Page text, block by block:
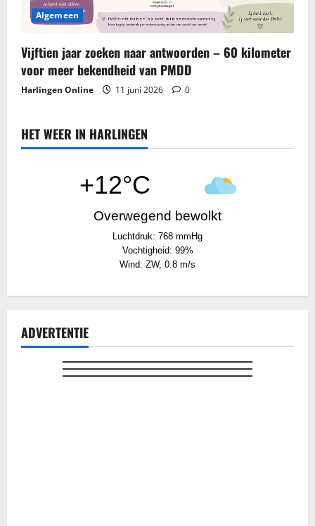
Algemeen
Vijftien jaar zoeken naar antwoorden – 60 kilometer
voor meer bekendheid van PMDD
Harlingen Online 11 juni 2026 0
HET WEER IN HARLINGEN
+12°C
Overwegend bewolkt
Luchtdruk: 768 mmHg
Vochtigheid: 99%
Wind: ZW, 0.8 m/s
ADVERTENTIE